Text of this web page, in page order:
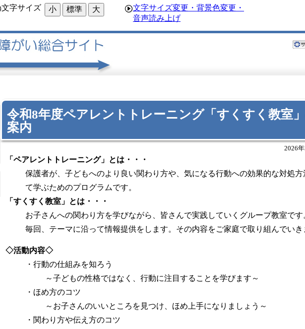
文字サイズ 小 標準 大
文字サイズ変更・背景色変更・
音声読み上げ
令和8年度ペアレントトレーニング「すくすく教室
案内
2026
「ペアレントトレーニング」とは・・・
保護者が、子どもへのより良い関わり方や、気になる行動への効果的な対処方
て学ぶためのプログラムです。
「すくすく教室」とは・・・
お子さんへの関わり方を学びながら、皆さんで実践していくグループ教室です
毎回、テーマに沿って情報提供をします。その内容をご家庭で取り組んでいき
◇活動内容◇
・行動の仕組みを知ろう
～子どもの性格ではなく、行動に注目することを学びます～
・ほめ方のコツ
～お子さんのいいところを見つけ、ほめ上手になりましょう～
・関わり方や伝え方のコツ